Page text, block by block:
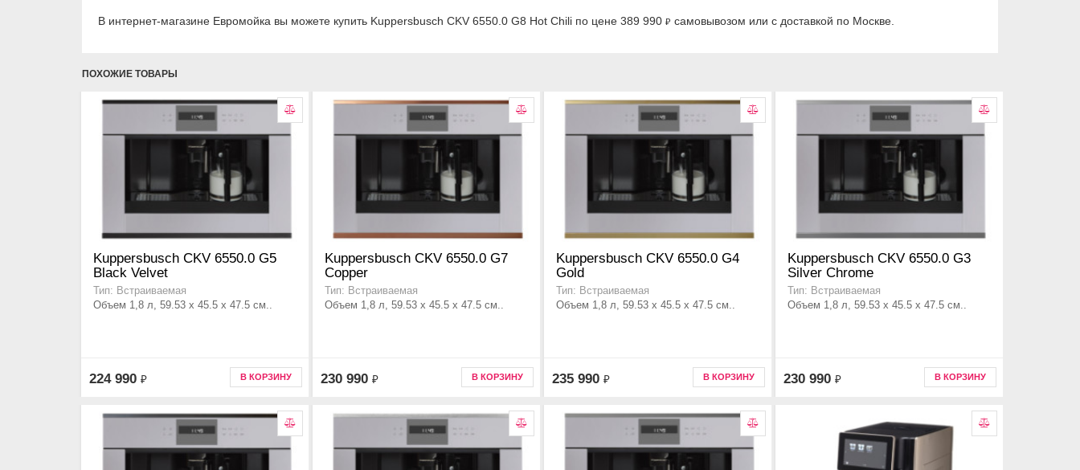
В интернет-магазине Евромойка вы можете купить Kuppersbusch CKV 6550.0 G8 Hot Chili по цене 389 990 ₽ самовывозом или с доставкой по Москве.
ПОХОЖИЕ ТОВАРЫ
Kuppersbusch CKV 6550.0 G5
Black Velvet
Тип: Встраиваемая
Объем 1,8 л, 59.53 x 45.5 x 47.5 см..
224 990 ₽ В КОРЗИНУ
Kuppersbusch CKV 6550.0 G7
Copper
Тип: Встраиваемая
Объем 1,8 л, 59.53 x 45.5 x 47.5 см..
230 990 ₽ В КОРЗИНУ
Kuppersbusch CKV 6550.0 G4
Gold
Тип: Встраиваемая
Объем 1,8 л, 59.53 x 45.5 x 47.5 см..
235 990 ₽ В КОРЗИНУ
Kuppersbusch CKV 6550.0 G3
Silver Chrome
Тип: Встраиваемая
Объем 1,8 л, 59.53 x 45.5 x 47.5 см..
230 990 ₽ В КОРЗИНУ